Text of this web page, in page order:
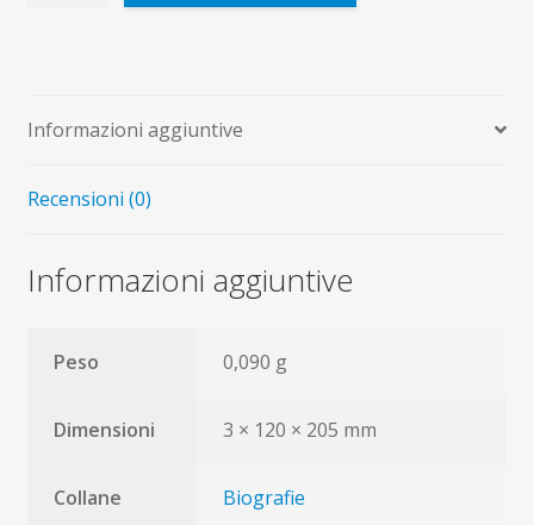
Informazioni aggiuntive
Recensioni (0)
Informazioni aggiuntive
Peso 0,090 g
Dimensioni 3 × 120 × 205 mm
Collane Biografie